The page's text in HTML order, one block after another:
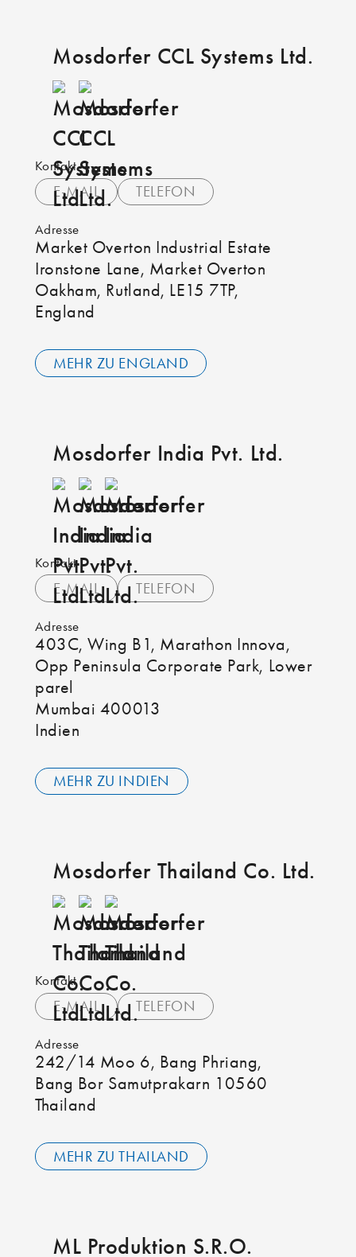
Mosdorfer CCL Systems Ltd.
Kontakt
E-MAIL TELEFON
Adresse
Market Overton Industrial Estate
Ironstone Lane, Market Overton
Oakham, Rutland, LE15 7TP,
England
MEHR ZU ENGLAND
Mosdorfer India Pvt. Ltd.
Kontakt
E-MAIL TELEFON
Adresse
403C, Wing B1, Marathon Innova,
Opp Peninsula Corporate Park, Lower
parel
Mumbai 400013
Indien
MEHR ZU INDIEN
Mosdorfer Thailand Co. Ltd.
Kontakt
E-MAIL TELEFON
Adresse
242/14 Moo 6, Bang Phriang,
Bang Bor Samutprakarn 10560
Thailand
MEHR ZU THAILAND
ML Produktion S.R.O.